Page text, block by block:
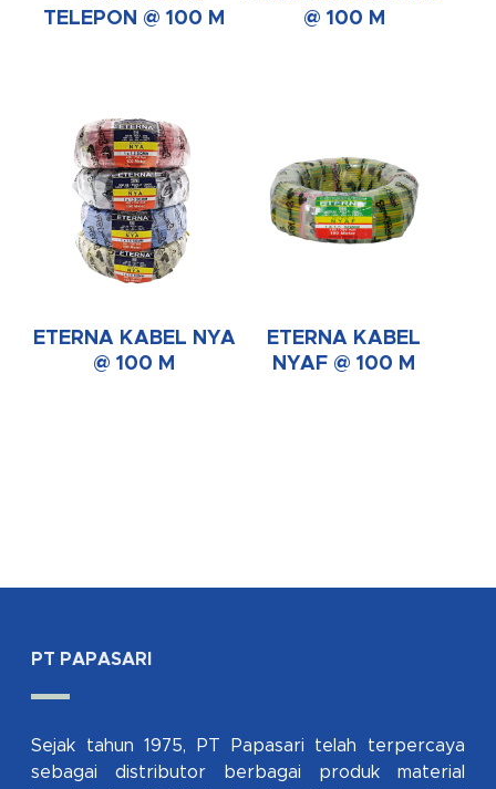
TELEPON @ 100 M
@ 100 M
ETERNA KABEL NYA
@ 100 M
ETERNA KABEL
NYAF @ 100 M
PT PAPASARI
Sejak tahun 1975, PT Papasari telah terpercaya
sebagai distributor berbagai produk material